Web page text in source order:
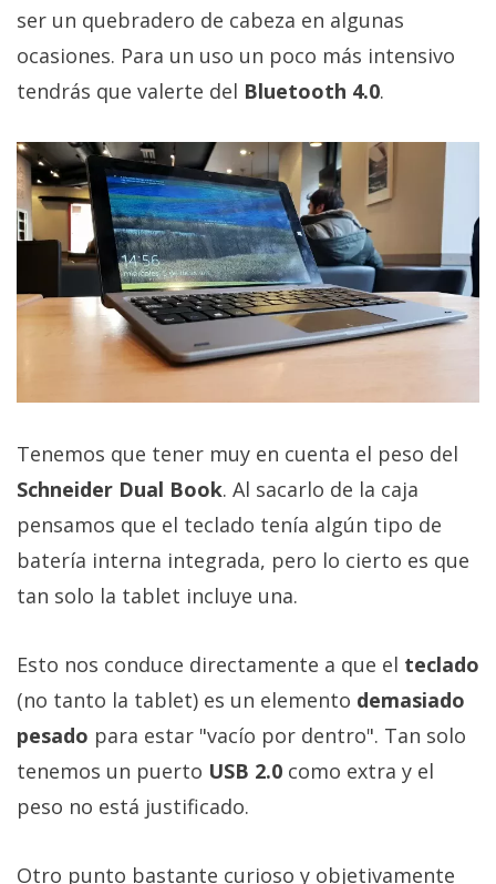
ser un quebradero de cabeza en algunas
ocasiones. Para un uso un poco más intensivo
tendrás que valerte del Bluetooth 4.0.
Tenemos que tener muy en cuenta el peso del
Schneider Dual Book. Al sacarlo de la caja
pensamos que el teclado tenía algún tipo de
batería interna integrada, pero lo cierto es que
tan solo la tablet incluye una.
Esto nos conduce directamente a que el teclado
(no tanto la tablet) es un elemento demasiado
pesado para estar "vacío por dentro". Tan solo
tenemos un puerto USB 2.0 como extra y el
peso no está justificado.
Otro punto bastante curioso y objetivamente